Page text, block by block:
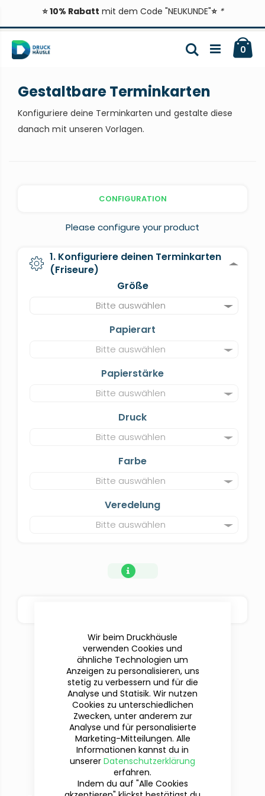
⭐ 10% Rabatt mit dem Code "NEUKUNDE"⭐ *
Inhalt
springen
0
Suche
Gestaltbare Terminkarten
Konfiguriere deine Terminkarten und gestalte diese
danach mit unseren Vorlagen.
CONFIGURATION
Please configure your product
1. Konfiguriere deinen Terminkarten
(Friseure)
Größe
Bitte auswählen
Papierart
Bitte auswählen
Papierstärke
Bitte auswählen
Druck
Bitte auswählen
Farbe
Bitte auswählen
Veredelung
Bitte auswählen
Du hast Fragen?
Wir sind für dich da!
Wir beim Druckhäusle
verwenden Cookies und
ähnliche Technologien um
Anzeigen zu personalisieren, uns
stetig zu verbessern und für die
Analyse und Statisik. Wir nutzen
Cookies zu unterschiedlichen
Zwecken, unter anderem zur
Analyse und für personalisierte
Marketing-Mitteilungen. Alle
Informationen kannst du in
unserer Datenschutzerklärung
erfahren.
Indem du auf "Alle Cookies